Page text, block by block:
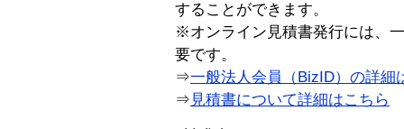
することができます。
※オンライン見積書発行には、
要です。
⇒一般法人会員（BizID）の詳細
⇒ 見積書について詳細はこちら